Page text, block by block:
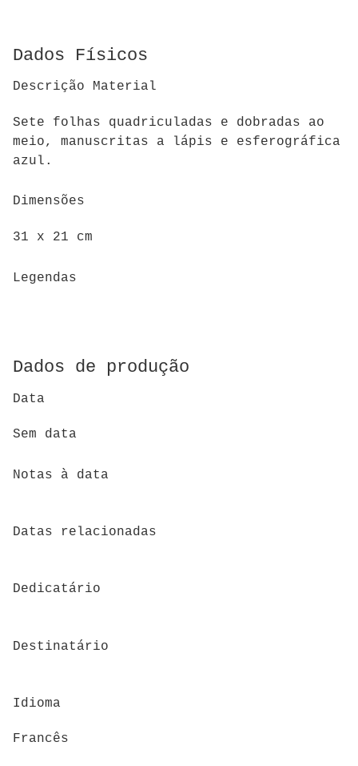
Dados Físicos
Descrição Material
Sete folhas quadriculadas e dobradas ao
meio, manuscritas a lápis e esferográfica
azul.
Dimensões
31 x 21 cm
Legendas
Dados de produção
Data
Sem data
Notas à data
Datas relacionadas
Dedicatário
Destinatário
Idioma
Francês